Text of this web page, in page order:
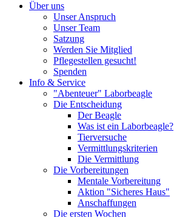
Über uns
Unser Anspruch
Unser Team
Satzung
Werden Sie Mitglied
Pflegestellen gesucht!
Spenden
Info & Service
"Abenteuer" Laborbeagle
Die Entscheidung
Der Beagle
Was ist ein Laborbeagle?
Tierversuche
Vermittlungskriterien
Die Vermittlung
Die Vorbereitungen
Mentale Vorbereitung
Aktion "Sicheres Haus"
Anschaffungen
Die ersten Wochen